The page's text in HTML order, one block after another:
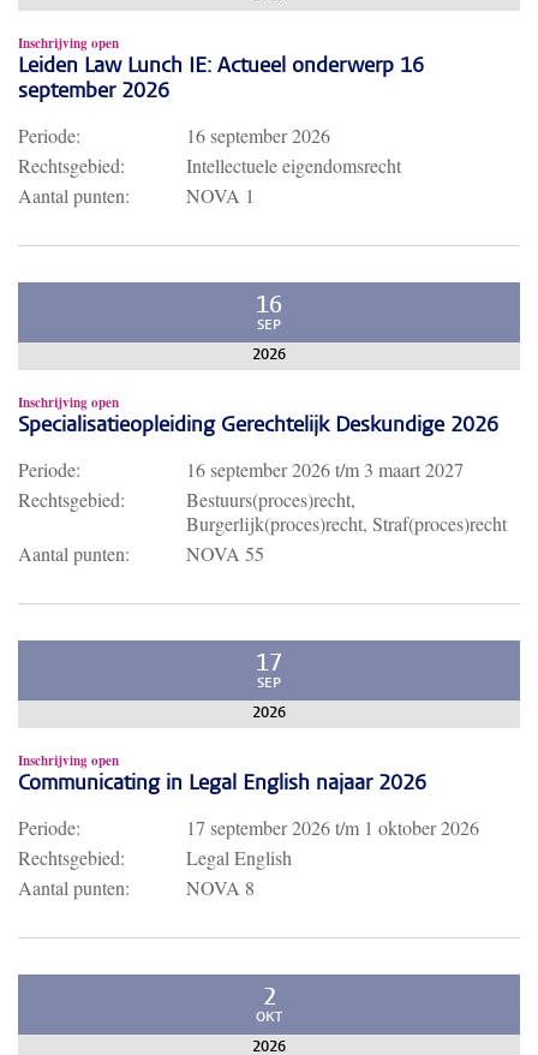
Inschrijving open
Leiden Law Lunch IE: Actueel onderwerp 16
september 2026
Periode:
16 september 2026
Rechtsgebied:
Intellectuele eigendomsrecht
Aantal punten:
NOVA 1
16
SEP
2026
Inschrijving open
Specialisatieopleiding Gerechtelijk Deskundige 2026
Periode: 16 september 2026t/m 3 maart 2027
Rechtsgebied:
Bestuurs(proces)recht,
Burgerlijk(proces)recht, Straf(proces)recht
Aantal punten:
NOVA 55
17
SEP
2026
Inschrijving open
Communicating in Legal English najaar 2026
Periode: 17 september 2026t/m 1 oktober 2026
Rechtsgebied:
Legal English
Aantal punten:
NOVA 8
2
OKT
2026